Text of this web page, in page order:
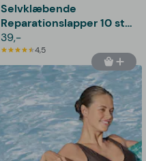
Selvklæbende
Reparationslapper 10 stk
- Bestway
39,-
4,5